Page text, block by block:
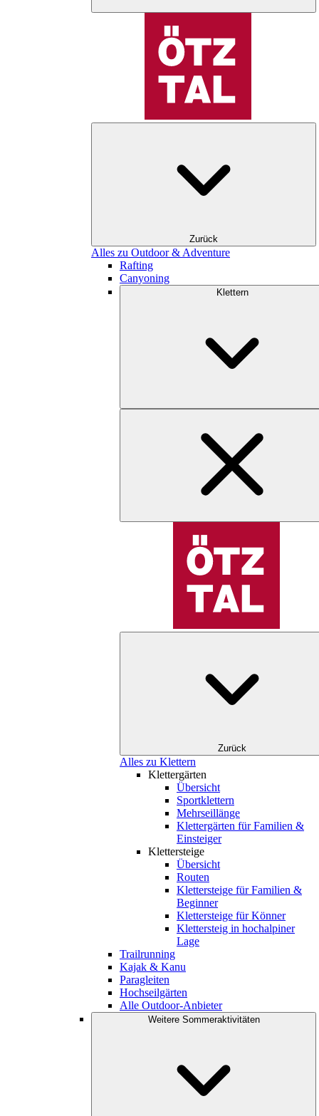
Zurück
Alles zu Outdoor & Adventure
Rafting
Canyoning
Klettern
Zurück
Alles zu Klettern
Klettergärten
Übersicht
Sportklettern
Mehrseillänge
Klettergärten für Familien &
Einsteiger
Klettersteige
Übersicht
Routen
Klettersteige für Familien &
Beginner
Klettersteige für Könner
Klettersteig in hochalpiner
Lage
Trailrunning
Kajak & Kanu
Paragleiten
Hochseilgärten
Alle Outdoor-Anbieter
Weitere Sommeraktivitäten